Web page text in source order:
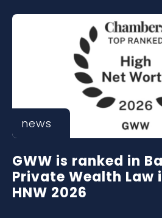
news
GWW is ranked in
Private Wealth Law
HNW 2026